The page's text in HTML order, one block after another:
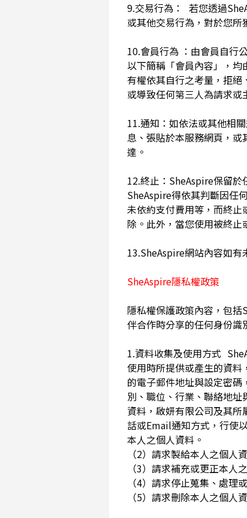
9.交易行為： 若您透過
或其他交易行為，對於您所
10.會員行為 ：由會員自行
以下簡稱「會員內容」，
有權依其自行之考量，拒
或導致任何第三人為請求
11.通知：如依法或其他相
息、張貼於本服務網頁，
達。
12.終止：SheAspire保留
SheAspire得依其判斷因任
未依約支付費用等，而終
除。此外，當您使用被終止
13.SheAspire網站內容如有
SheAspire隱私權政策
隱私權保護政策內容，包
伴合作時分享的任何身份識
1.資料收集及使用方式
使用時所提供或產生的資
的電子郵件地址與設定密
別、職位、行業、聯絡地
資料，啟妍有限公司及其
話或Email通知方式，行使
本人之個人資料。
（2）請求製給本人之個人
（3）請求補充或更正本人
（4）請求停止蒐集、處理
（5）請求刪除本人之個人